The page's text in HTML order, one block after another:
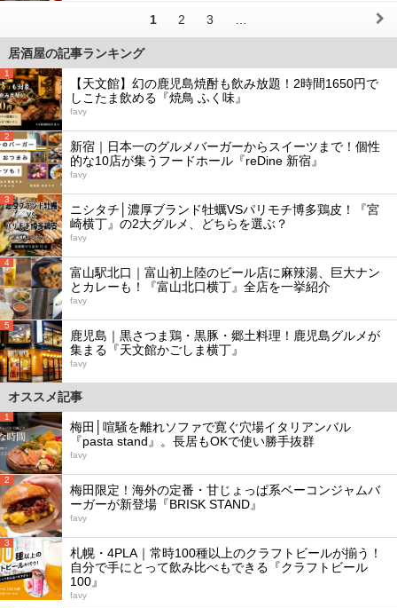
1 2 3
居酒屋の記事ランキング
1
【天文館】幻の鹿児島焼酎も飲み放題！2時間1650円で
しこたま飲める『焼鳥 ふく味』
favy
2
新宿｜日本一のグルメバーガーからスイーツまで！個性
的な10店が集うフードホール『reDine 新宿』
favy
3
ニシタチ│濃厚ブランド牡蠣VSパリモチ博多鶏皮！『宮
崎横丁』の2大グルメ、どちらを選ぶ？
favy
4
富山駅北口｜富山初上陸のビール店に麻辣湯、巨大ナン
とカレーも！『富山北口横丁』全店を一挙紹介
favy
5
鹿児島｜黒さつま鶏・黒豚・郷土料理！鹿児島グルメが
集まる『天文館かごしま横丁』
favy
オススメ記事
1
梅田│喧騒を離れソファで寛ぐ穴場イタリアンバル
『pasta stand』。長居もOKで使い勝手抜群
favy
2
梅田限定！海外の定番・甘じょっぱ系ベーコンジャムバ
ーガーが新登場『BRISK STAND』
favy
3
札幌・4PLA｜常時100種以上のクラフトビールが揃う！
自分で手にとって飲み比べもできる『クラフトビール
100』
favy